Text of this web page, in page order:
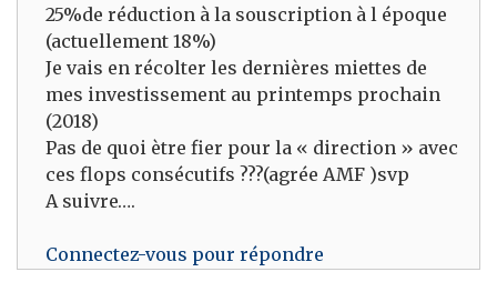
25%de réduction à la souscription à l époque
(actuellement 18%)
Je vais en récolter les dernières miettes de
mes investissement au printemps prochain
(2018)
Pas de quoi ètre fier pour la « direction » avec
ces flops consécutifs ???(agrée AMF )svp
A suivre….
Connectez-vous pour répondre